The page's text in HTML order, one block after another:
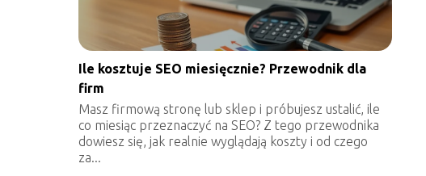
Ile kosztuje SEO miesięcznie? Przewodnik dla
firm
Masz firmową stronę lub sklep i próbujesz ustalić, ile
co miesiąc przeznaczyć na SEO? Z tego przewodnika
dowiesz się, jak realnie wyglądają koszty i od czego
za...